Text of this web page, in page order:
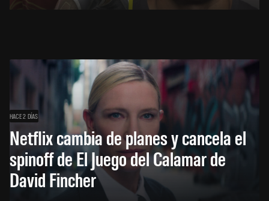
HACE 2 DÍAS
Netflix cambia de planes y cancela el
spinoff de El Juego del Calamar de
David Fincher